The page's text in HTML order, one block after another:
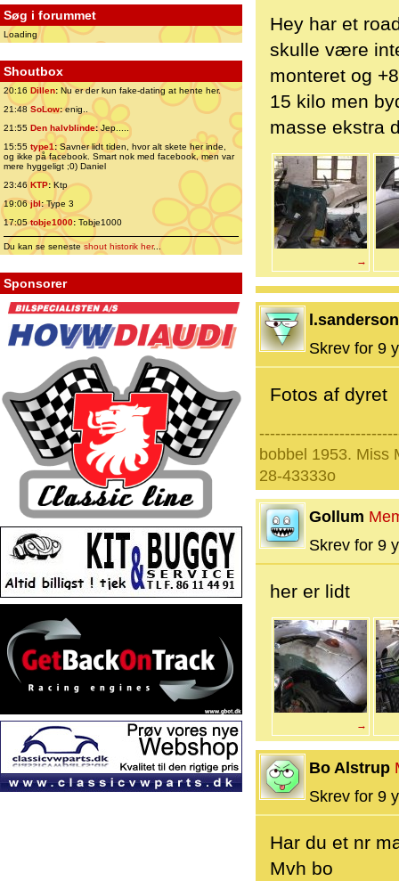
Søg i forummet
Loading
Shoutbox
20:16 Dillen: Nu er der kun fake-dating at hente her.
21:48 SoLow:enig..
21:55 Den halvblinde:Jep.....
15:55 type1:Savner lidt tiden, hvor alt skete her inde,
og ikke på facebook. Smart nok med facebook, men var
mere hyggeligt ;0) Daniel
23:46 KTP:Ktp
19:06jbl:Type 3
17:05tobje1000: Tobje1000
Du kan se senesteshout historik her...
Sponsorer
Hey har et
skulle være
monteret og
15 kilo men
masse ekstra
→
l.sanderson
Skrev for 9
Fotos af dyret
bobbel 1953. Miss
28-43333o
Gollum
Skrev for 9
her er lidt
→
Bo Alstrup
Skrev for 9
Har du et nr
Mvh bo